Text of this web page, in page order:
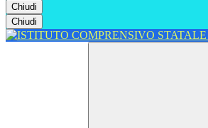
Chiudi
Chiudi